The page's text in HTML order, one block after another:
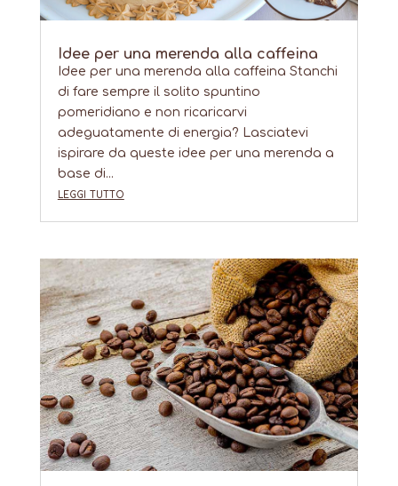
Idee per una merenda alla caffeina
Idee per una merenda alla caffeina Stanchi
di fare sempre il solito spuntino
pomeridiano e non ricaricarvi
adeguatamente di energia? Lasciatevi
ispirare da queste idee per una merenda a
base di...
leggi tutto